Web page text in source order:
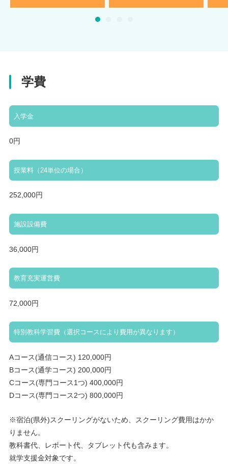
学費
入学金
0円
授業料（24単位の場合）
252,000円
施設設備費
36,000円
教育充実運営費
72,000円
特別教科学習費（選択コースにより費用が異なります）
Aコース(通信コース) 120,000円
Bコース(通学コース) 200,000円
Cコース(専門コース1つ) 400,000円
Dコース(専門コース2つ) 800,000円
※宿泊(県外)スクーリングがないため、スクーリング費用はかか
りません。
教科書代、レポート代、タブレット代も含みます。
就学支援金対象です。